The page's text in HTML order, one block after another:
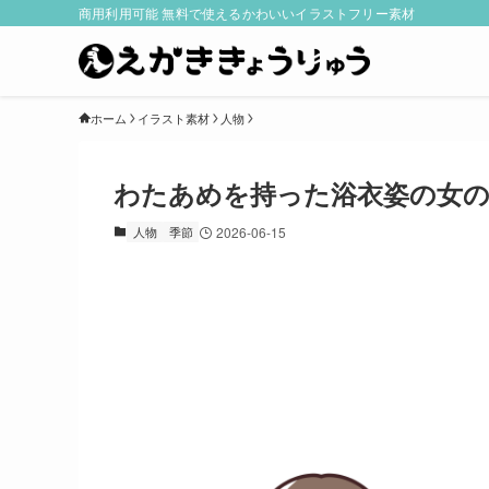
商用利用可能 無料で使えるかわいいイラストフリー素材
ホーム イラスト素材 人物
わたあめを持った浴衣姿の女
人物 季節 2026-06-15